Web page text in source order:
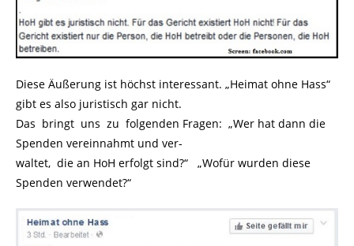
Diese Äußerung ist höchst interessant. „Heimat ohne Hass“
gibt es also juristisch gar nicht.
Das bringt uns zu folgenden Fragen: „Wer hat dann die
Spenden vereinnahmt und ver-
waltet, die an HoH erfolgt sind?“ „Wofür wurden diese
Spenden verwendet?“